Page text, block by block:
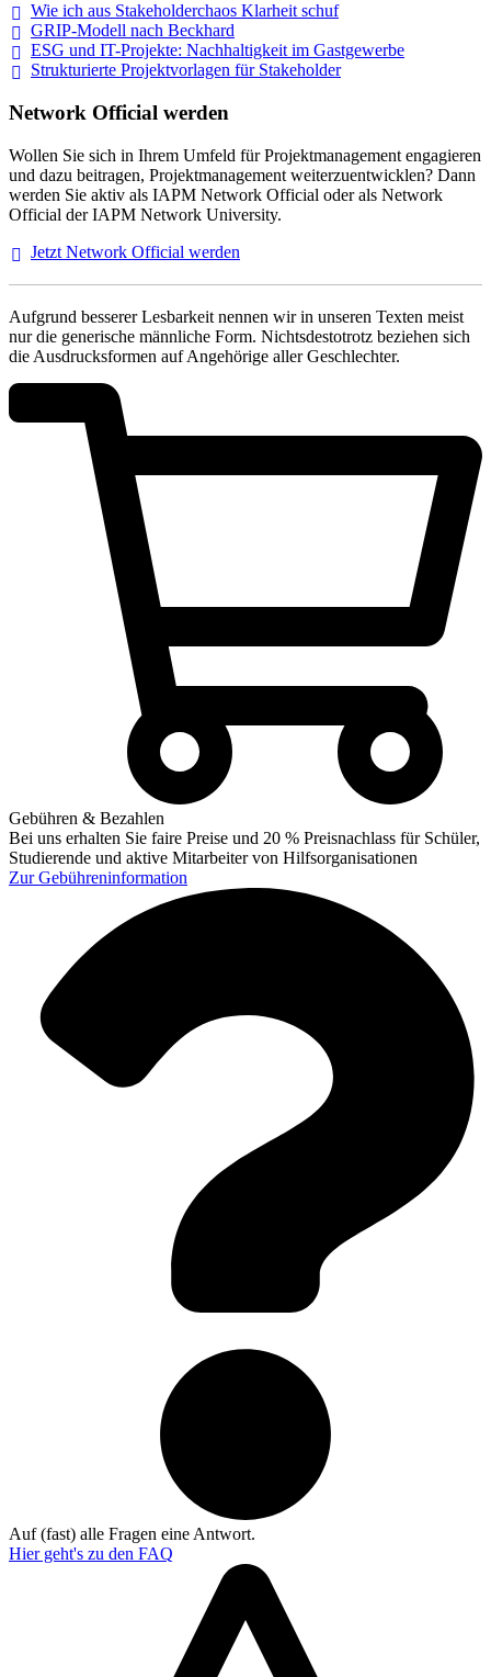
Wie ich aus Stakeholderchaos Klarheit schuf
GRIP-Modell nach Beckhard
ESG und IT-Projekte: Nachhaltigkeit im Gastgewerbe
Strukturierte Projektvorlagen für Stakeholder
Network Official werden
Wollen Sie sich in Ihrem Umfeld für Projektmanagement engagieren
und dazu beitragen, Projektmanagement weiterzuentwicklen? Dann
werden Sie aktiv als IAPM Network Official oder als Network
Official der IAPM Network University.
Jetzt Network Official werden
Aufgrund besserer Lesbarkeit nennen wir in unseren Texten meist
nur die generische männliche Form. Nichtsdestotrotz beziehen sich
die Ausdrucksformen auf Angehörige aller Geschlechter.
Gebühren & Bezahlen
Bei uns erhalten Sie faire Preise und 20 % Preisnachlass für Schüler,
Studierende und aktive Mitarbeiter von Hilfsorganisationen
ZurGebühreninformation
Auf (fast) alle Fragen eine Antwort.
Hier geht's zu den FAQ